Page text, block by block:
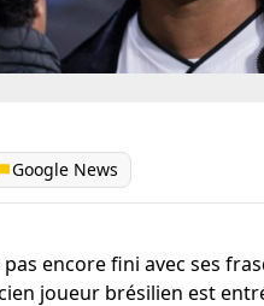
Google News
pas encore fini avec ses
joueur brésilien est